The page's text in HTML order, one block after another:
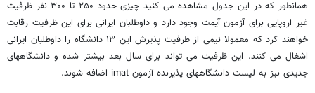
همانطور که در این جدول مشاهده می کنید چیزی حدود ۲۵۰ تا ۳۰۰ نفر ظرفیت
غیر اروپایی برای آزمون آیمت وجود دارد و داوطلبان ایرانی برای این ظرفیت رقابت
خواهند کرد که معمولا نیمی از طرفیت پذیرش این ۱۳ دانشگاه را داوطلبان ایرانی
اشغال می کنند. این ظرفیت می تواند برای سال بعد بیشتر شده و دانشگاههای
جدیدی نیز به لیست دانشگاههای پذیرنده آزمون imat اضافه شوند.